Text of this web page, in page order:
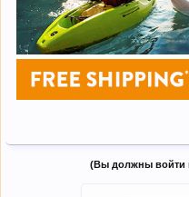
(Вы должны войти